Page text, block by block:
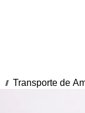
/// Transporte de